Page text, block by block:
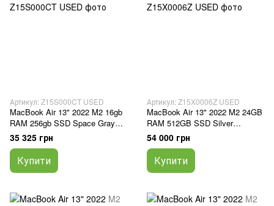
Артикул: Z15S000CT USED
MacBook Air 13" 2022 M2 16gb
RAM 256gb SSD Space Gray
(MC7U4) USED
35 325 грн
Купити
Артикул: Z15X0006Z USED
MacBook Air 13" 2022 M2 24GB
RAM 512GB SSD Silver
(Z15X0006Z) USED
54 000 грн
Купити